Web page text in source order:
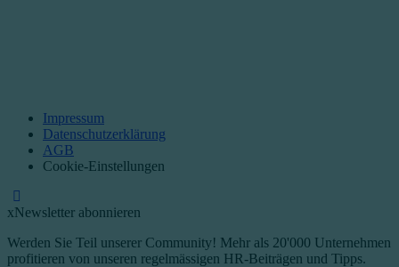
Impressum
Datenschutzerklärung
AGB
Cookie-Einstellungen
xNewsletter abonnieren
Werden Sie Teil unserer Community! Mehr als 20'000 Unternehmen
profitieren von unseren regelmässigen HR-Beiträgen und Tipps.​